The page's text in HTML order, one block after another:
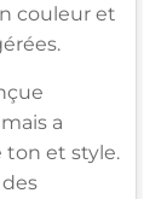
couleur et
a
ton et style.